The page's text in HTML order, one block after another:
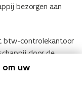
bezorgen aan
btw-controlekantoor
door de
effectief
(in dit geval een
om uw